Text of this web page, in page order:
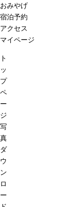
おみやげ
宿泊予約
アクセス
マイページ
ト
ッ
プ
ペ
ー
ジ
写
真
ダ
ウ
ン
ロ
ー